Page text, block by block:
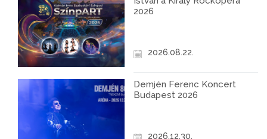
2026
2026.08.22.
Demjén Ferenc Koncert
Budapest 2026
2026.12.30.